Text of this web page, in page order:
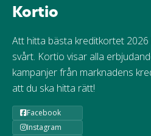
Kortio
Att hitta bästa kreditkortet 2026
svårt. Kortio visar alla
kampanjer från marknadens
att du ska hitta rätt!
Facebook
Instagram